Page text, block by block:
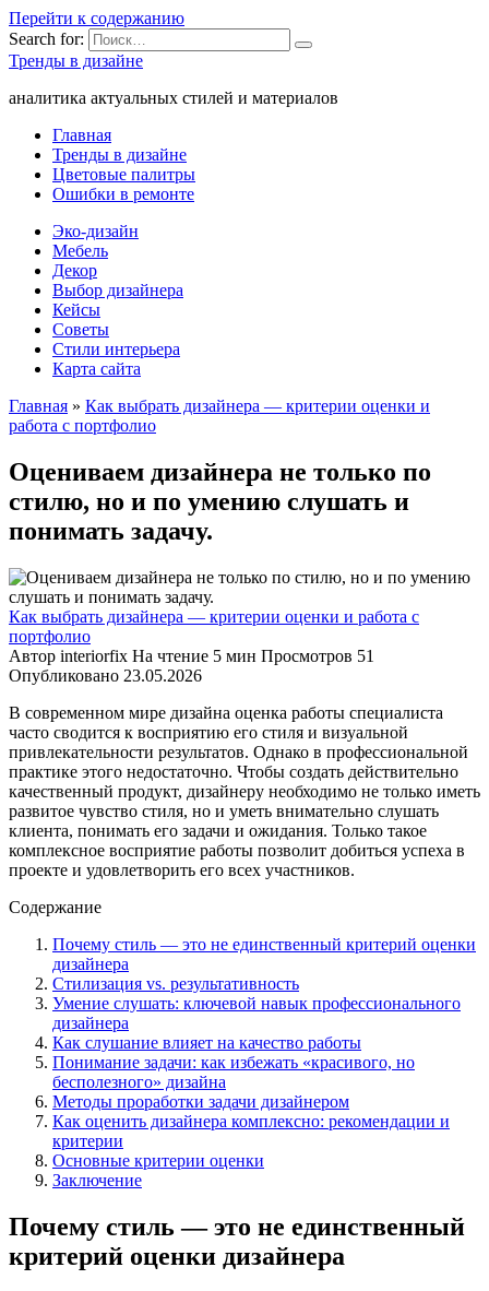
Перейти к содержанию
Search for:
Тренды в дизайне
аналитика актуальных стилей и материалов
Главная
Тренды в дизайне
Цветовые палитры
Ошибки в ремонте
Эко-дизайн
Мебель
Декор
Выбор дизайнера
Кейсы
Советы
Стили интерьера
Карта сайта
Главная » Как выбрать дизайнера — критерии оценки и
работа с портфолио
Оцениваем дизайнера не только по
стилю, но и по умению слушать и
понимать задачу.
Как выбрать дизайнера — критерии оценки и работа с
портфолио
Автор interiorfix На чтение 5 мин Просмотров 51
Опубликовано 23.05.2026
В современном мире дизайна оценка работы специалиста
часто сводится к восприятию его стиля и визуальной
привлекательности результатов. Однако в профессиональной
практике этого недостаточно. Чтобы создать действительно
качественный продукт, дизайнеру необходимо не только иметь
развитое чувство стиля, но и уметь внимательно слушать
клиента, понимать его задачи и ожидания. Только такое
комплексное восприятие работы позволит добиться успеха в
проекте и удовлетворить его всех участников.
Содержание
Почему стиль — это не единственный критерий оценки
дизайнера
Стилизация vs. результативность
Умение слушать: ключевой навык профессионального
дизайнера
Как слушание влияет на качество работы
Понимание задачи: как избежать «красивого, но
бесполезного» дизайна
Методы проработки задачи дизайнером
Как оценить дизайнера комплексно: рекомендации и
критерии
Основные критерии оценки
Заключение
Почему стиль — это не единственный
критерий оценки дизайнера